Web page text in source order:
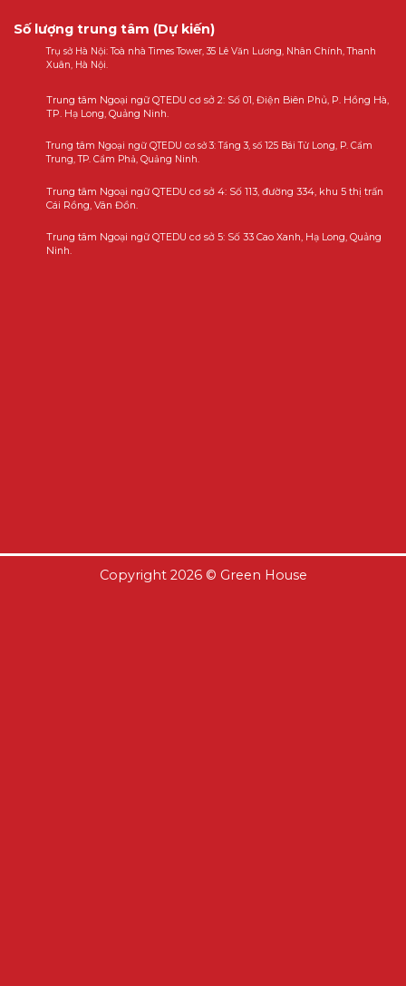
Số lượng trung tâm (Dự kiến)
Trụ sở Hà Nội: Toà nhà Times Tower, 35 Lê Văn Lương, Nhân Chính, Thanh
Xuân, Hà Nội.
Trung tâm Ngoại ngữ QTEDU cơ sở 2: Số 01, Điện Biên Phủ, P. Hồng Hà,
TP. Hạ Long, Quảng Ninh.
Trung tâm Ngoại ngữ QTEDU cơ sở 3: Tầng 3, số 125 Bái Tử Long, P. Cẩm
Trung, TP. Cẩm Phả, Quảng Ninh.
Trung tâm Ngoại ngữ QTEDU cơ sở 4: Số 113, đường 334, khu 5 thị trấn
Cái Rồng, Vân Đồn.
Trung tâm Ngoại ngữ QTEDU cơ sở 5: Số 33 Cao Xanh, Hạ Long, Quảng
Ninh.
Copyright 2026 © Green House